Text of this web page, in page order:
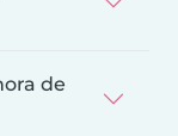
de